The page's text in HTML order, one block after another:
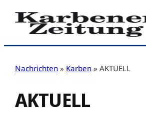
Zum
Inhalt
Nachrichten » Karben » AKTUELL
AKTUELL